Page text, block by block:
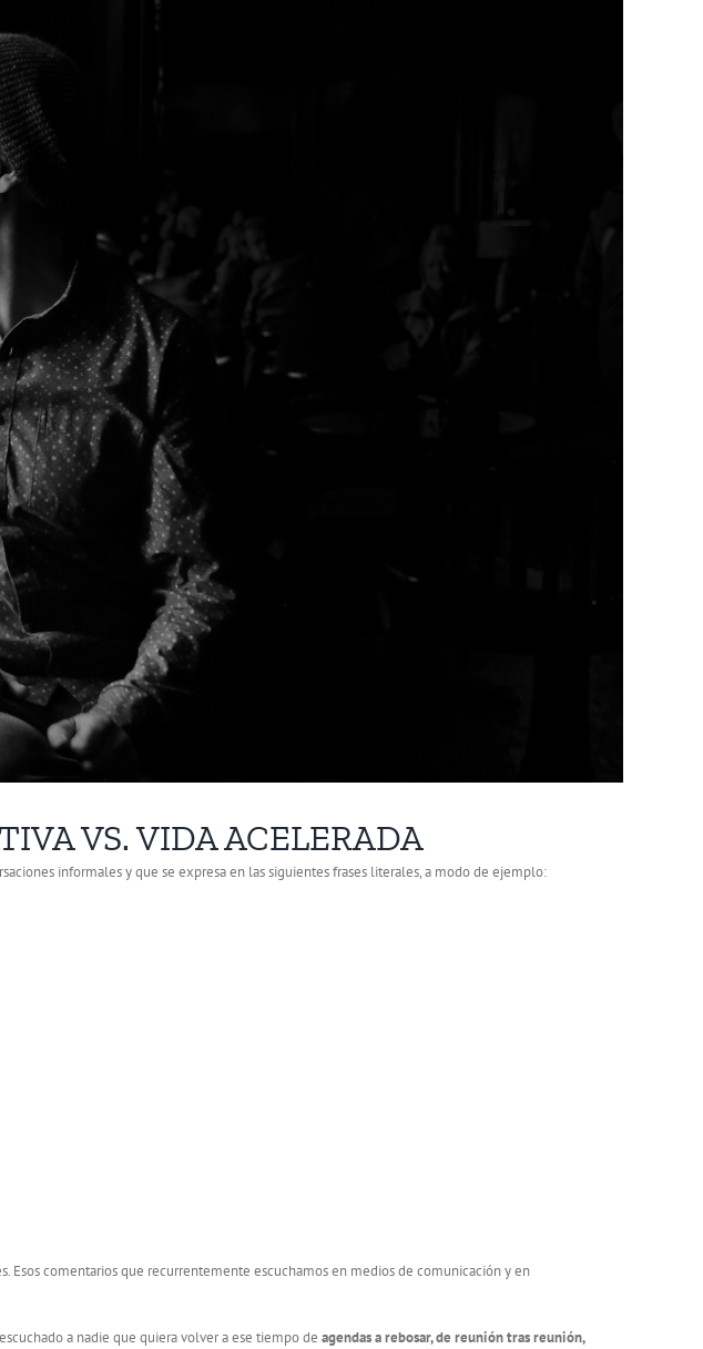
VS. VIDA ACELERADA
informales y que se expresa en las siguientes frases literales, a modo de ejemplo:
Esos comentarios que recurrentemente escuchamos en medios de comunicación y en
a nadie que quiera volver a ese tiempo de agendas a rebosar, de reunión tras reunión,